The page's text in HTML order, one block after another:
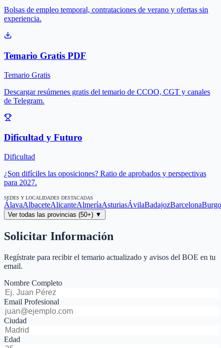
Bolsas de empleo temporal, contrataciones de verano y ofertas sin
experiencia.
Temario Gratis PDF
Temario Gratis
Descargar resúmenes gratis del temario de CCOO, CGT y canales
de Telegram.
Dificultad y Futuro
Dificultad
¿Son difíciles las oposiciones? Ratio de aprobados y perspectivas
para 2027.
SEDES Y LOCALIDADES DESTACADAS
ÁlavaAlbaceteAlicanteAlmeríaAsturiasÁvilaBadajozBarcelona
Ver todas las provincias (50+) ▼
Solicitar Información
Regístrate para recibir el temario actualizado y avisos del BOE en tu
email.
Nombre Completo
Email Profesional
Ciudad
Edad